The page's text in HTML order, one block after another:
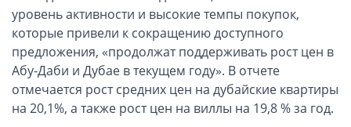
Счёт и карта в Турции для физлиц
Счёт и карта в Киргизии для физлиц
Гражданство Вануату
Гражданство Сьерра-Леоне
уровень активности и высокие темпы покупок,
которые привели к сокращению доступного
предложения, «продолжат поддерживать рост цен в
Абу-Даби и Дубае в текущем году». В отчете
отмечается рост средних цен на дубайские квартиры
на 20,1%, а также рост цен на виллы на 19,8 % за год.